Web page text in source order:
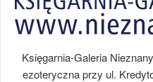
Księgarnia-Galeria
ezoteryczna przy ul.